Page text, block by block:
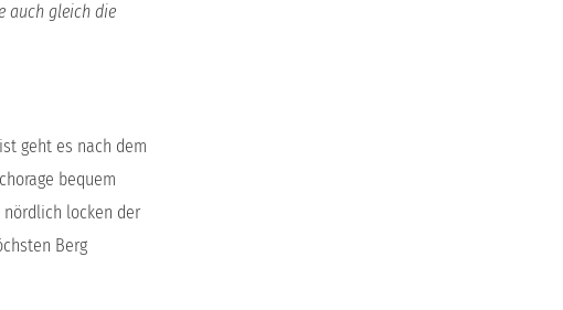
auch gleich die
geht es nach dem
bequem
nördlich locken der
Berg